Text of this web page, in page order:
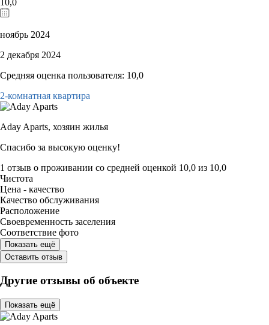
ноябрь 2024
2 декабря 2024
Средняя оценка пользователя: 10,0
2-комнатная квартира
Aday Aparts, хозяин жилья
Спасибо за высокую оценку!
1 отзыв о проживании со средней оценкой 10,0 из 10,0
Чистота
Цена - качество
Качество обслуживания
Расположение
Своевременность заселения
Соответствие фото
Показать ещё
Оставить отзыв
Другие отзывы об объекте
Показать ещё